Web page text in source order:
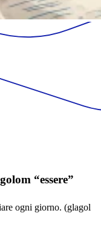
“essere”
ogni giorno. (glagol